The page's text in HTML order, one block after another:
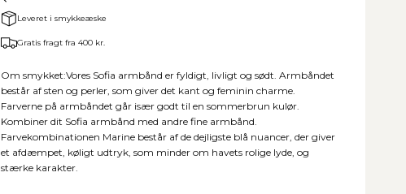
Leveret i smykkeæske
Gratis fragt fra 400 kr.
Om smykket:Vores Sofia armbånd er fyldigt, livligt og sødt. Armbåndet
består af sten og perler, som giver det kant og feminin charme.
Farverne på armbåndet går især godt til en sommerbrun kulør.
Kombiner dit Sofia armbånd med andre fine armbånd.
Farvekombinationen Marine består af de dejligste blå nuancer, der giver
et afdæmpet, køligt udtryk, som minder om havets rolige lyde, og
stærke karakter.